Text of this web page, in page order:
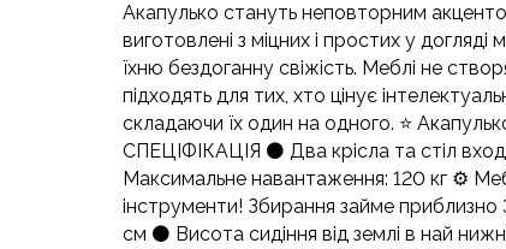
Акапулько стануть неповторним
виготовлені з міцних і простих у
їхню бездоганну свіжість. Меблі не
підходять для тих, хто цінує
складаючи їх один на одного. ⭐️
СПЕЦІФІКАЦІЯ ⚫️ Два крісла та стіл
Максимальне навантаження: 120 кг ⚙️
інструменти! Збирання займе
см ⚫️ Висота сидіння від землі в най